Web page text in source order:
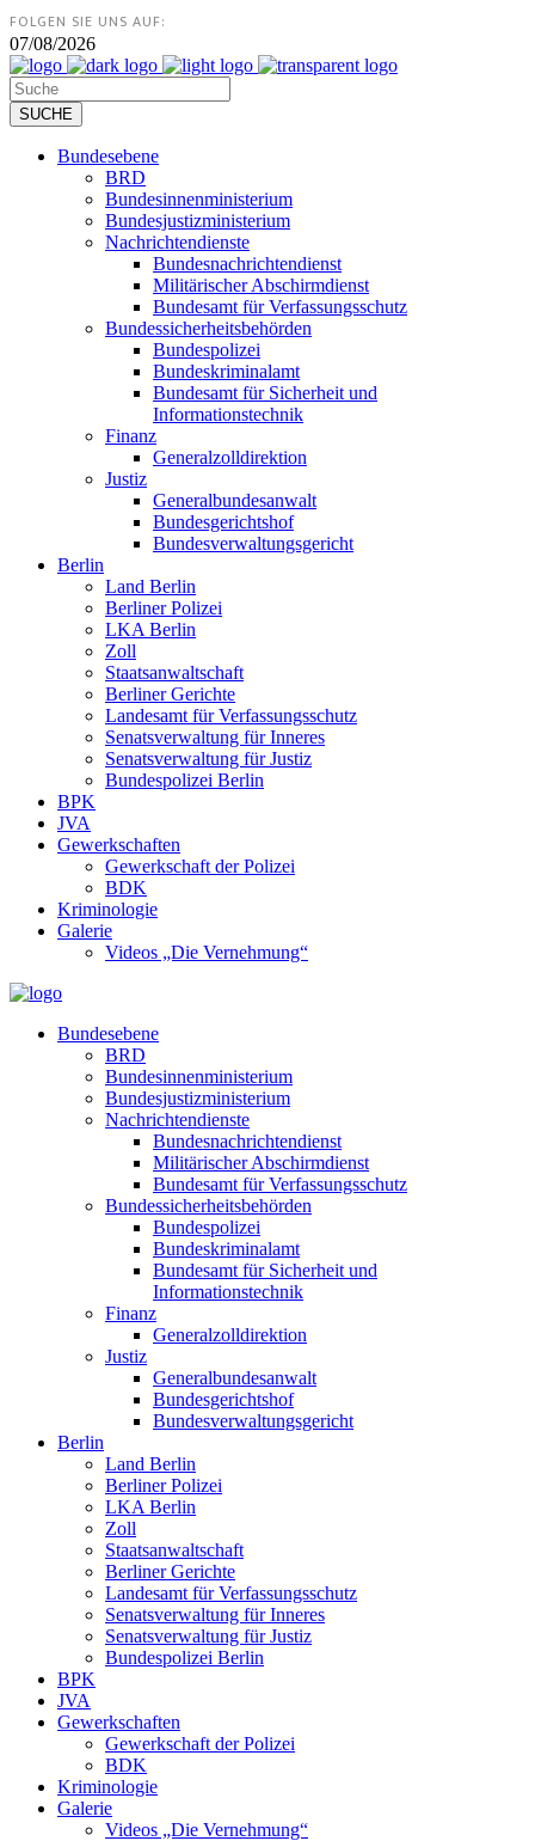
FOLGEN SIE UNS AUF:
07/08/2026
Bundesebene
BRD
Bundesinnenministerium
Bundesjustizministerium
Nachrichtendienste
Bundesnachrichtendienst
Militärischer Abschirmdienst
Bundesamt für Verfassungsschutz
Bundessicherheitsbehörden
Bundespolizei
Bundeskriminalamt
Bundesamt für Sicherheit und
Informationstechnik
Finanz
Generalzolldirektion
Justiz
Generalbundesanwalt
Bundesgerichtshof
Bundesverwaltungsgericht
Berlin
Land Berlin
Berliner Polizei
LKA Berlin
Zoll
Staatsanwaltschaft
Berliner Gerichte
Landesamt für Verfassungsschutz
Senatsverwaltung für Inneres
Senatsverwaltung für Justiz
Bundespolizei Berlin
BPK
JVA
Gewerkschaften
Gewerkschaft der Polizei
BDK
Kriminologie
Galerie
Videos „Die Vernehmung“
Bundesebene
BRD
Bundesinnenministerium
Bundesjustizministerium
Nachrichtendienste
Bundesnachrichtendienst
Militärischer Abschirmdienst
Bundesamt für Verfassungsschutz
Bundessicherheitsbehörden
Bundespolizei
Bundeskriminalamt
Bundesamt für Sicherheit und
Informationstechnik
Finanz
Generalzolldirektion
Justiz
Generalbundesanwalt
Bundesgerichtshof
Bundesverwaltungsgericht
Berlin
Land Berlin
Berliner Polizei
LKA Berlin
Zoll
Staatsanwaltschaft
Berliner Gerichte
Landesamt für Verfassungsschutz
Senatsverwaltung für Inneres
Senatsverwaltung für Justiz
Bundespolizei Berlin
BPK
JVA
Gewerkschaften
Gewerkschaft der Polizei
BDK
Kriminologie
Galerie
Videos „Die Vernehmung“